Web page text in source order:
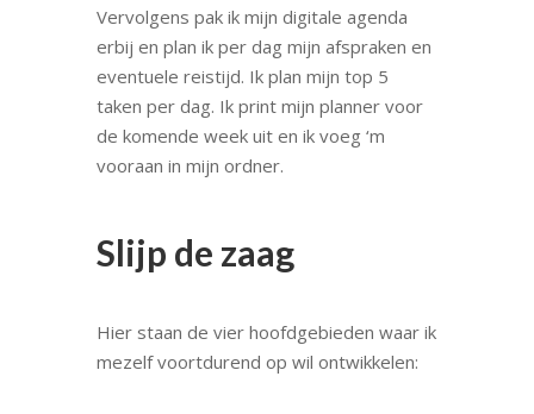
Vervolgens pak ik mijn digitale agenda
erbij en plan ik per dag mijn afspraken en
eventuele reistijd. Ik plan mijn top 5
taken per dag. Ik print mijn planner voor
de komende week uit en ik voeg ‘m
vooraan in mijn ordner.
Slijp de zaag
Hier staan de vier hoofdgebieden waar ik
mezelf voortdurend op wil ontwikkelen: